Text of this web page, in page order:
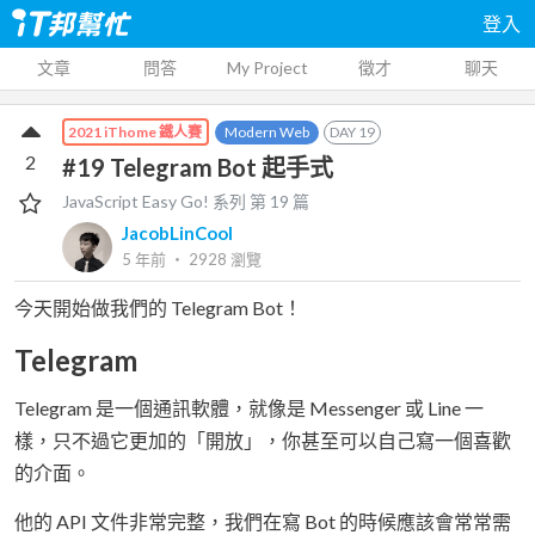
登入
文章 問答 My Project 徵才 聊天
2021 iThome 鐵人賽 Modern Web DAY 19
#19 Telegram Bot 起手式
JavaScript Easy Go! 系列 第 19 篇
JacobLinCool
5 年前 ‧ 2928 瀏覽
2
今天開始做我們的 Telegram Bot！
Telegram
Telegram 是一個通訊軟體，就像是 Messenger 或 Line 一
樣，只不過它更加的「開放」，你甚至可以自己寫一個喜歡
的介面。
他的 API 文件非常完整，我們在寫 Bot 的時候應該會常常需